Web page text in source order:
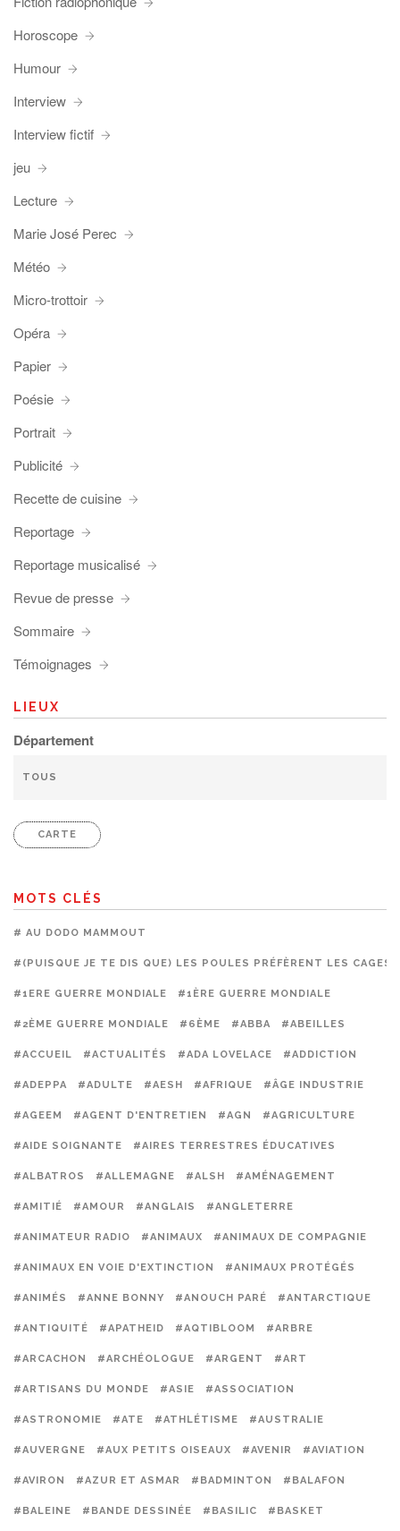
Horoscope
Humour
Interview
Interview fictif
jeu
Lecture
Marie José Perec
Météo
Micro-trottoir
Opéra
Papier
Poésie
Portrait
Publicité
Recette de cuisine
Reportage
Reportage musicalisé
Revue de presse
Sommaire
Témoignages
LIEUX
Département
CARTE
MOTS CLÉS
# AU DODO MAMMOUT
#(PUISQUE JE TE DIS QUE) LES POULES PRÉFÈRENT LES CAGES
#1ERE GUERRE MONDIALE #1ÈRE GUERRE MONDIALE
#2ÈME GUERRE MONDIALE #6ÈME #ABBA #ABEILLES
#ACCUEIL #ACTUALITÉS #ADA LOVELACE #ADDICTION
#ADEPPA #ADULTE #AESH #AFRIQUE #ÂGE INDUSTRIE
#AGEEM #AGENT D'ENTRETIEN #AGN #AGRICULTURE
#AIDE SOIGNANTE #AIRES TERRESTRES ÉDUCATIVES
#ALBATROS #ALLEMAGNE #ALSH #AMÉNAGEMENT
#AMITIÉ #AMOUR #ANGLAIS #ANGLETERRE
#ANIMATEUR RADIO #ANIMAUX #ANIMAUX DE COMPAGNIE
#ANIMAUX EN VOIE D'EXTINCTION #ANIMAUX PROTÉGÉS
#ANIMÉS #ANNE BONNY #ANOUCH PARÉ #ANTARCTIQUE
#ANTIQUITÉ #APATHEID #AQTIBLOOM #ARBRE
#ARCACHON #ARCHÉOLOGUE #ARGENT #ART
#ARTISANS DU MONDE #ASIE #ASSOCIATION
#ASTRONOMIE #ATE #ATHLÉTISME #AUSTRALIE
#AUVERGNE #AUX PETITS OISEAUX #AVENIR #AVIATION
#AVIRON #AZUR ET ASMAR #BADMINTON #BALAFON
#BALEINE #BANDE DESSINÉE #BASILIC #BASKET